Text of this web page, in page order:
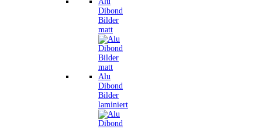
Dibond
Bilder
matt
Alu
Dibond
Bilder
laminiert